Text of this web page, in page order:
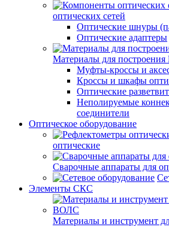
оптических сетей
Оптические шнуры
Оптические адаптеры
Материалы для построения
Муфты-кроссы и
Кроссы и шкафы
Оптические
Неполируемые
соединители
Оптическое оборудование
оптические
Сварочные аппараты для
Элементы СКС
Материалы и инструмент